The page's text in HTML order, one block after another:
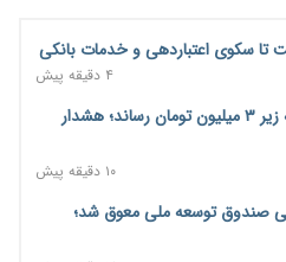
تا سکوی اعتباردهی و خدمات بانکی
۴ دقیقه پیش
کاهش تقاضا حباب سکه را به زیر ۳ میلیون تومان رساند؛ هشدار
۱۰ دقیقه پیش
نفتی صندوق توسعه ملی معوق شد؛